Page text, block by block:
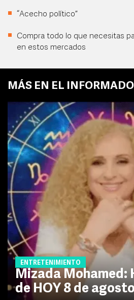
“Acecho político”
Compra todo lo que necesitas
en estos mercados
MÁS EN EL
ENTRETENIMIENTO
Mizada Mohamed:
de HOY 8 de